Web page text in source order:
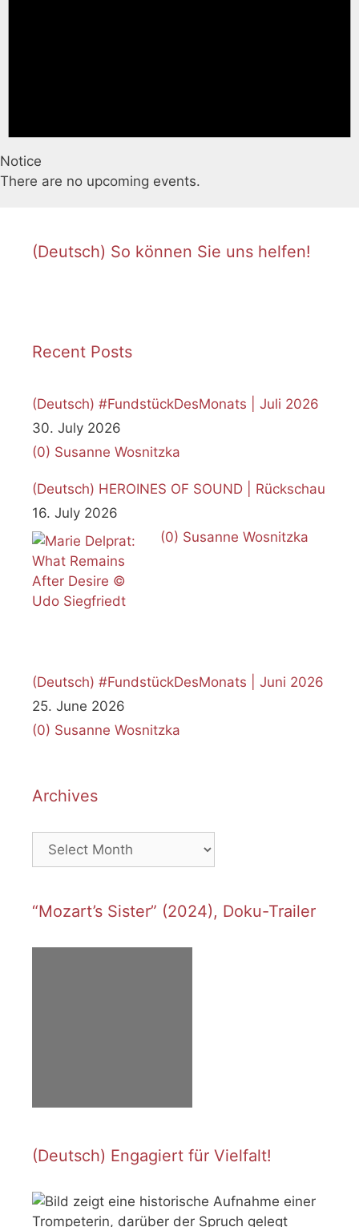
Notice
There are no upcoming events.
(Deutsch) So können Sie uns helfen!
Recent Posts
(Deutsch) #FundstückDesMonats | Juli 2026
30. July 2026
(0) Susanne Wosnitzka
(Deutsch) HEROINES OF SOUND | Rückschau
16. July 2026
(0) Susanne Wosnitzka
(Deutsch) #FundstückDesMonats | Juni 2026
25. June 2026
(0) Susanne Wosnitzka
Archives
Archives
“Mozart’s Sister” (2024), Doku-Trailer
(Deutsch) Engagiert für Vielfalt!